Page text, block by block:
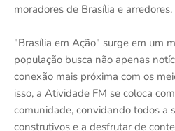
moradores de Brasília e arredores.
"Brasília em Ação" surge em um
população busca não apenas
conexão mais próxima com os
isso, a Atividade FM se coloca
comunidade, convidando todos a
construtivos e a desfrutar de